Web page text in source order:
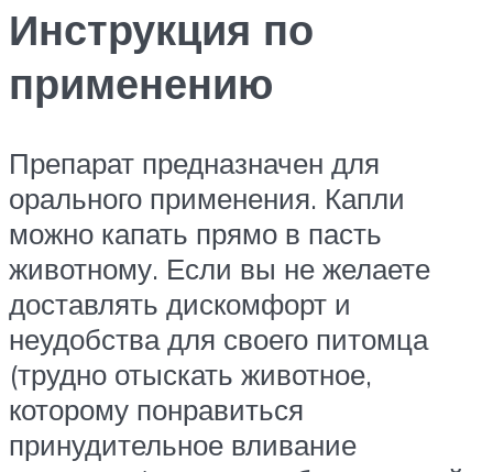
Инструкция по
применению
Препарат предназначен для
орального применения. Капли
можно капать прямо в пасть
животному. Если вы не желаете
доставлять дискомфорт и
неудобства для своего питомца
(трудно отыскать животное,
которому понравиться
принудительное вливание